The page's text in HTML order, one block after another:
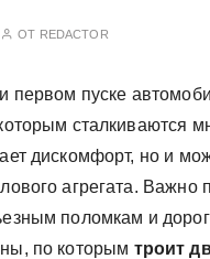
ОТ REDACTOR
первом пуске
сталкиваются
дискомфорт, но и
агрегата. Важно
поломкам и
по которым троит